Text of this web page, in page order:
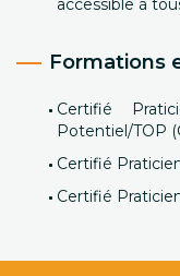
accessible à
Formations
Certifié
Potentiel/TOP
Certifié
Certifié